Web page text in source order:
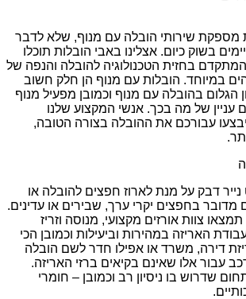
מספקת שירותי הובלה עם מנוף, שלא לדבר
בשוק כיום. אצלינו באבי הובלות תוכלו
בחזית הטכנולוגיה להובלה והנפה של
במיוחד. הובלות עם מנוף הן חלק חשוב
הגלום בהובלה עם מנוף וכמובן מפעיל מנוף
עניין של מה בכך. אנשי המקצוע שלנו
עבורכם את ההובלה בצורה הטובה,
נייר דבק על מנת לארוז חפצים להובלה או
בחפצים יקרי ערך, שבירים או עדינים.
צוות אורזים מקצועי, מנוסה וזריז
האריזה במהירות וביעילות וכמובן הכי
דירה, משרד או אפילו חדר לשם הובלה
עבור אלו שאינם בקיאים ברזי האריזה.
שדרוש בו ניסיון רב וכמובן – חומרי